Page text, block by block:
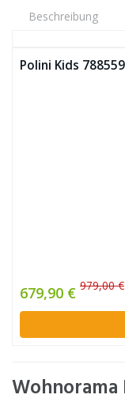
Beschreibung
Polini Kids
679,90 € 979,00 €
Wohnorama